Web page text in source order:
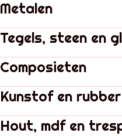
Metalen
Tegels, steen en
Composieten
Kunstof en rubber
Hout, mdf en